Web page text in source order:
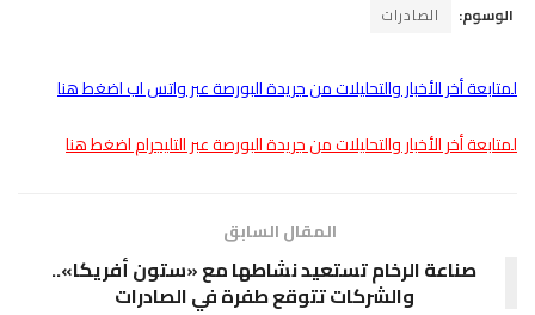
الوسوم: الصادرات
لمتابعة أخر الأخبار والتحليلات من جريدة البورصة عبر واتس اب اضغط هنا
لمتابعة أخر الأخبار والتحليلات من جريدة البورصة عبر التليجرام اضغط هنا
المقال السابق
صناعة الرخام تستعيد نشاطها مع «ستون أفريكا»..
والشركات تتوقع طفرة في الصادرات